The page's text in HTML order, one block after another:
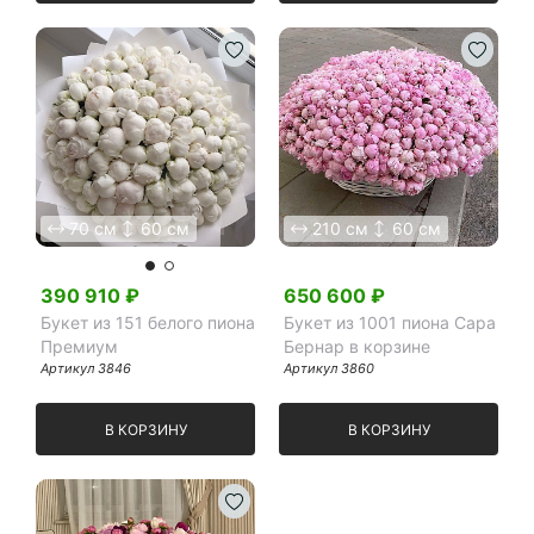
70 см 60 см
390 910 ₽
Букет из 151 белого пиона
Премиум
Артикул 3846
В КОРЗИНУ
210 см 60 см
650 600 ₽
Букет из 1001 пиона Сара
Бернар в корзине
Артикул 3860
В КОРЗИНУ